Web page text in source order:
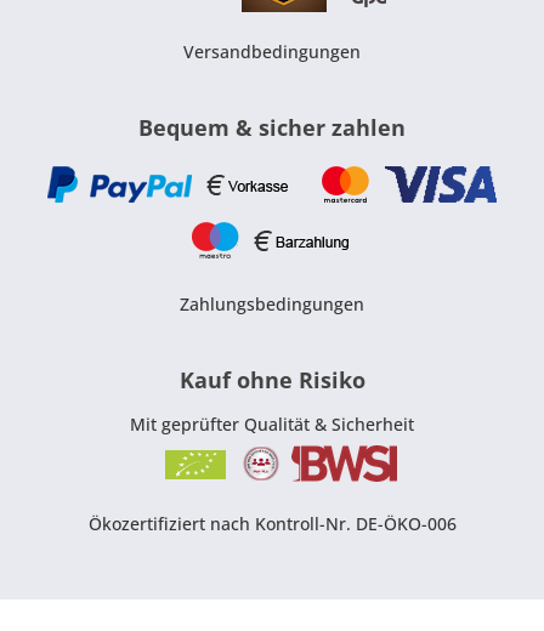
Versandbedingungen
Bequem & sicher zahlen
Zahlungsbedingungen
Kauf ohne Risiko
Mit geprüfter Qualität & Sicherheit
Ökozertifiziert nach Kontroll-Nr. DE-ÖKO-006